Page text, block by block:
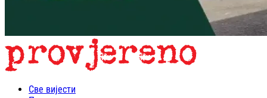
Све вијести